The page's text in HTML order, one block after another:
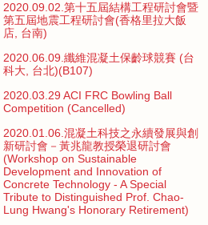
2020.09.02.第十五屆結構工程研討會暨
第五屆地震工程研討會(香格里拉大飯
店, 台南)
2020.06.09.纖維混凝土保齡球競賽 (台
科大, 台北)(B107)
2020.03.29 ACI FRC Bowling Ball
Competition (Cancelled)
2020.01.06.混凝土科技之永續發展與創
新研討會－黃兆龍教授榮退研討會
(Workshop on Sustainable
Development and Innovation of
Concrete Technology - A Special
Tribute to Distinguished Prof. Chao-
Lung Hwang's Honorary Retirement)